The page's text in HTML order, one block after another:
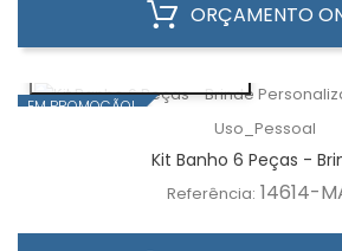
ORÇAMENTO
EM PROMOÇÃO!
Uso_Pessoal
Kit Banho 6 Peças -
Referência: 14614-